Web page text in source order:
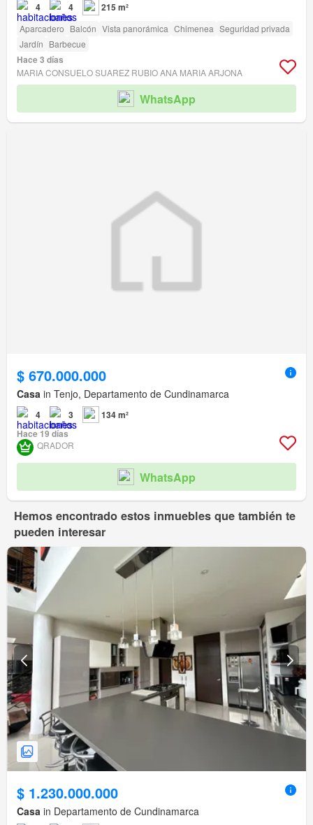
4 4 215 m²
Aparcadero Balcón Vista panorámica Chimenea Seguridad privada
Jardín Barbecue
Hace 3 días
MARIA CONSUELO SUAREZ RUBIO ANA MARIA ARJONA
WhatsApp
$ 670.000.000
Casa in Tenjo, Departamento de Cundinamarca
4 3
134 m²
Hace 19 días
QRADOR
WhatsApp
Hemos encontrado estos inmuebles que también te
pueden interesar
$ 1.230.000.000
Casa in Departamento de Cundinamarca